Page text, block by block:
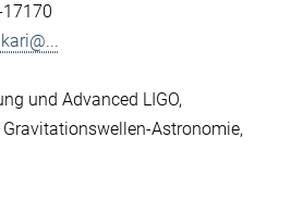
und Advanced LIGO
Astronomie